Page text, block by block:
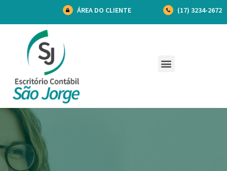
ÁREA DO CLIENTE (17) 3234-2672